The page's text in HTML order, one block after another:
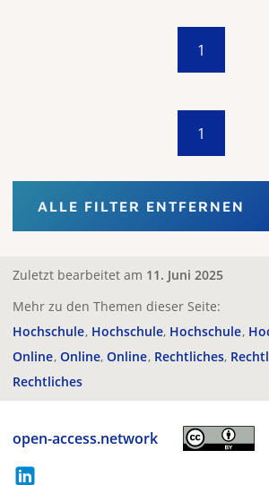
1
1
ALLE FILTER ENTFERNEN
Zuletzt bearbeitet am 11. Juni 2025
Mehr zu den Themen dieser Seite:
Hochschule Hochschule Hochschule
Online Online Online Rechtliches
Rechtliches
open-access.network